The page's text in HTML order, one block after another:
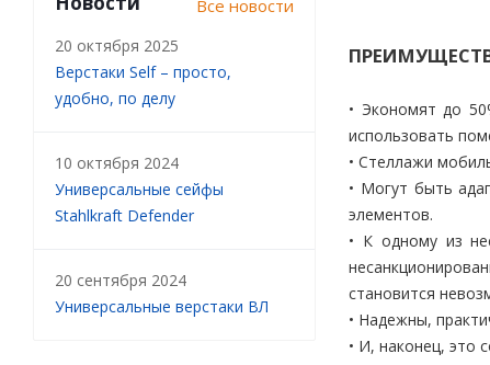
• Экономят до
использовать
• Стеллажи
• Могут быть
элементов.
• К одному из
становится
• Надежны,
• И, наконец, это
Все новости
20 октября 2025
Верстаки Self – просто,
удобно, по делу
10 октября 2024
Универсальные сейфы
Stahlkraft Defender
20 сентября 2024
Универсальные верстаки ВЛ